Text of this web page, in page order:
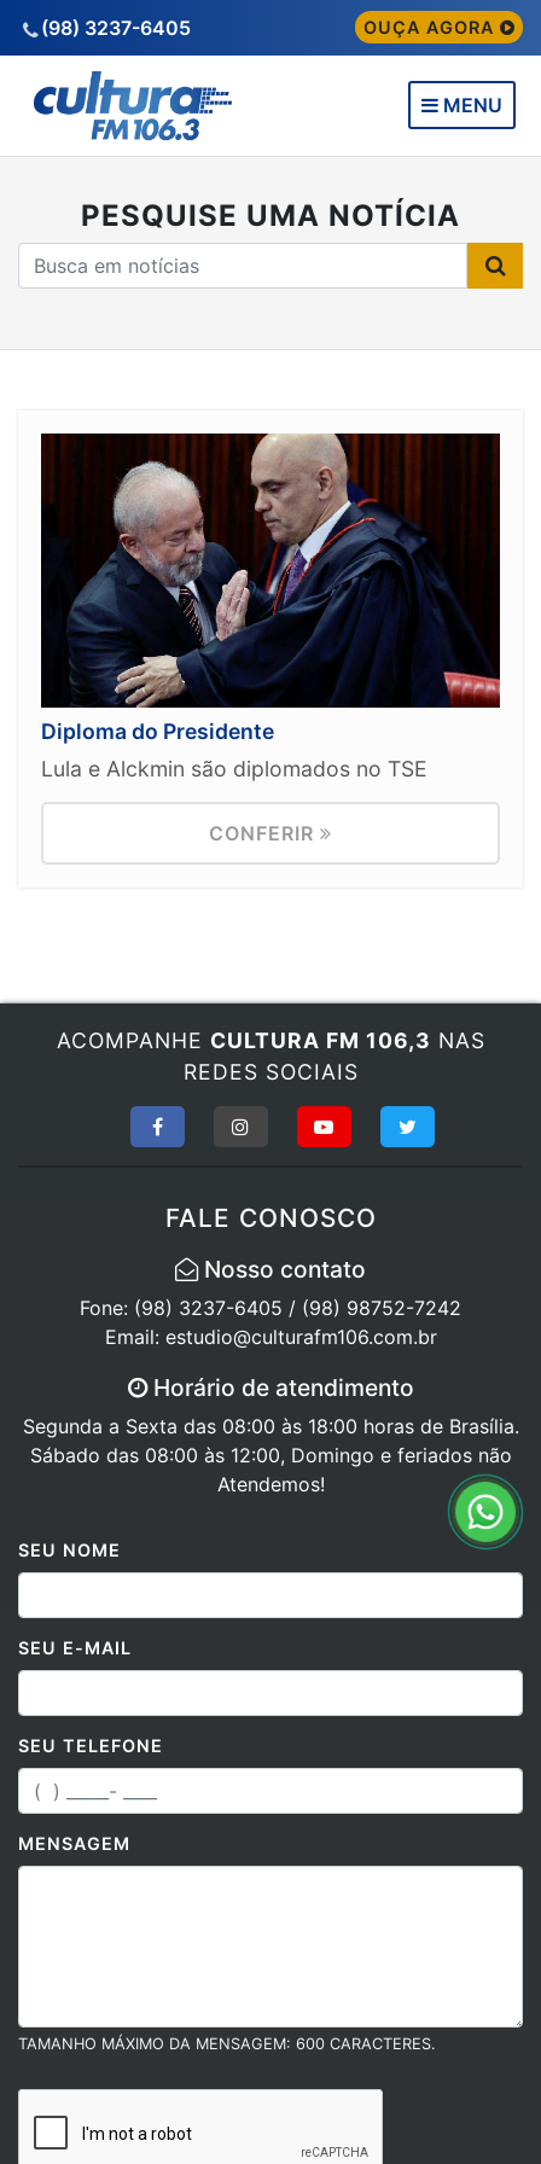
(98) 3237-6405 OUÇA AGORA
MENU
PESQUISE UMA NOTÍCIA
Diploma do Presidente
Lula e Alckmin são diplomados no TSE
CONFERIR
ACOMPANHE CULTURA FM 106,3 NAS
REDES SOCIAIS
FALE CONOSCO
Nosso contato
Fone: (98) 3237-6405 / (98) 98752-7242
Email: estudio@culturafm106.com.br
Horário de atendimento
Segunda a Sexta das 08:00 às 18:00 horas de Brasília.
Sábado das 08:00 às 12:00, Domingo e feriados não
Atendemos!
SEU NOME
SEU E-MAIL
SEU TELEFONE
MENSAGEM
TAMANHO MÁXIMO DA MENSAGEM: 600 CARACTERES.